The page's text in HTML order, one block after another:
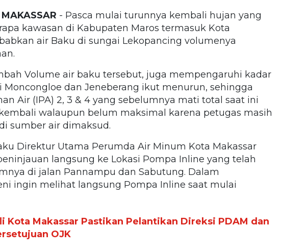
- Pasca mulai turunnya kembali hujan yang
kawasan di Kabupaten Maros termasuk Kota
air Baku di sungai Lekopancing volumenya
Volume air baku tersebut, juga mempengaruhi kadar
Moncongloe dan Jeneberang ikut menurun, sehingga
Air (IPA) 2, 3 & 4 yang sebelumnya mati total saat ini
walaupun belum maksimal karena petugas masih
sumber air dimaksud.
Direktur Utama Perumda Air Minum Kota Makassar
langsung ke Lokasi Pompa Inline yang telah
di jalan Pannampu dan Sabutung. Dalam
ingin melihat langsung Pompa Inline saat mulai
Kota Makassar Pastikan Pelantikan Direksi PDAM dan
OJK